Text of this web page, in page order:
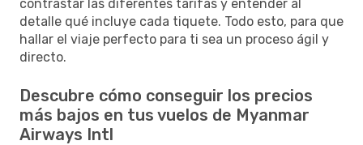
contrastar las diferentes tarifas y entender al
detalle qué incluye cada tiquete. Todo esto, para que
hallar el viaje perfecto para ti sea un proceso ágil y
directo.
Descubre cómo conseguir los precios
más bajos en tus vuelos de Myanmar
Airways Intl